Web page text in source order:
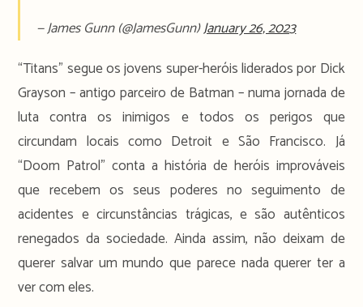
— James Gunn (@JamesGunn)January 26, 2023
“Titans” segue os jovens super-heróis liderados por Dick
Grayson – antigo parceiro de Batman – numa jornada de
luta contra os inimigos e todos os perigos que
circundam locais como Detroit e São Francisco. Já
“Doom Patrol” conta a história de heróis improváveis
que recebem os seus poderes no seguimento de
acidentes e circunstâncias trágicas, e são autênticos
renegados da sociedade. Ainda assim, não deixam de
querer salvar um mundo que parece nada querer ter a
ver com eles.